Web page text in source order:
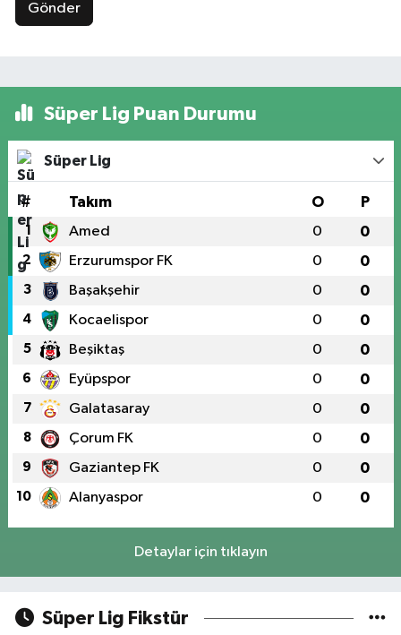
Gönder
Süper Lig Puan Durumu
Süper Lig
# Takım O P
1 Amed 0 0
2 Erzurumspor FK 0 0
3 Başakşehir 0 0
4 Kocaelispor 0 0
5 Beşiktaş 0 0
6 Eyüpspor 0 0
7 Galatasaray 0 0
8 Çorum FK 0 0
9 Gaziantep FK 0 0
10 Alanyaspor 0 0
Detaylar için tıklayın
Süper Lig Fikstür